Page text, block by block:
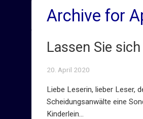
Archive for
Lassen Sie
20. April 2020
Liebe Leserin, lieber Leser,
Scheidungsanwälte eine
Kinderlein…